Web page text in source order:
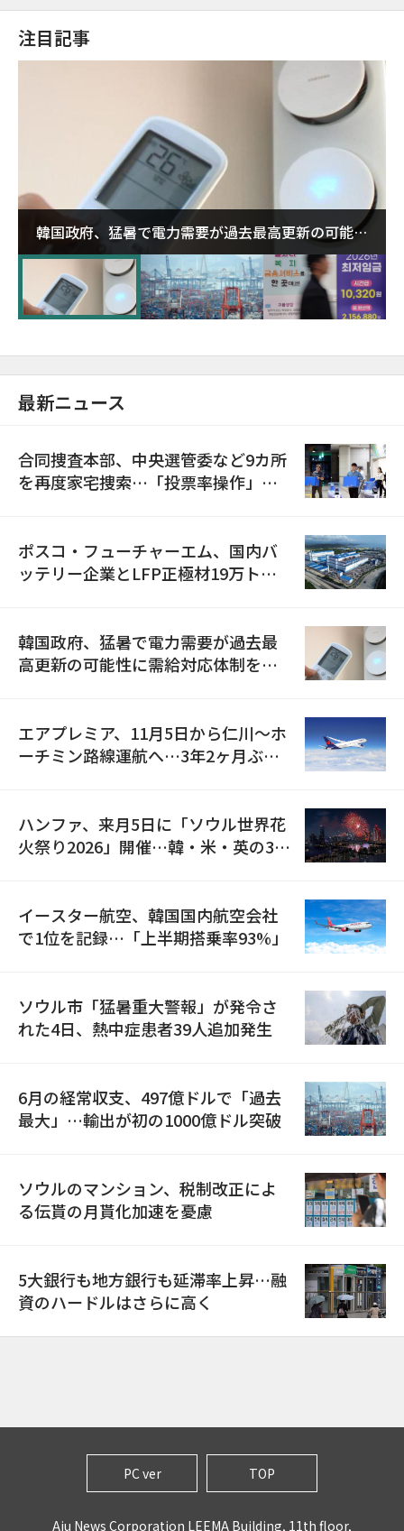
注目記事
韓国政府、猛暑で電力需要が過去最高更新の可能性
に需給対応体制を点検
最新ニュース
合同捜査本部、中央選管委など9カ所
を再度家宅捜索…「投票率操作」の
ポスコ・フューチャーエム、国内バ
ッテリー企業とLFP正極材19万トン
韓国政府、猛暑で電力需要が過去最
高更新の可能性に需給対応体制を点
エアプレミア、11月5日から仁川〜ホ
ーチミン路線運航へ…3年2ヶ月ぶり
ハンファ、来月5日に「ソウル世界花
火祭り2026」開催…韓・米・英の3カ
イースター航空、韓国国内航空会社
で1位を記録…「上半期搭乗率93%」
ソウル市「猛暑重大警報」が発令さ
れた4日、熱中症患者39人追加発生
6月の経常収支、497億ドルで「過去
最大」…輸出が初の1000億ドル突破
ソウルのマンション、税制改正によ
る伝貰の月貰化加速を憂慮
5大銀行も地方銀行も延滞率上昇…融
資のハードルはさらに高く
PC ver TOP
Aju News Corporation LEEMA Building, 11th floor,